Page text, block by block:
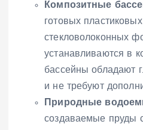
Композитные
готовых
стекловолоконных
устанавливаются в
бассейны обладают
и не требуют
Природные
создаваемые пруды